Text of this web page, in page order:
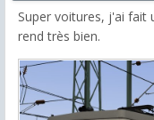
Super voitures, j'ai fait
rend très bien.